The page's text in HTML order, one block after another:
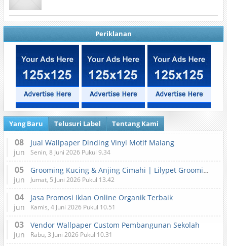
Periklanan
Yang Baru Telusuri Label Tentang Kami
08
jun
Jual Wallpaper Dinding Vinyl Motif Malang
Senin, 8 Juni 2026 Pukul 9.34
05
jun
Grooming Kucing & Anjing Cimahi | Lilypet Grooming & Pet Hotel
Jumat, 5 Juni 2026 Pukul 13.42
04
jun
Jasa Promosi Iklan Online Organik Terbaik
Kamis, 4 Juni 2026 Pukul 10.51
03
jun
Vendor Wallpaper Custom Pembangunan Sekolah
Rabu, 3 Juni 2026 Pukul 10.31